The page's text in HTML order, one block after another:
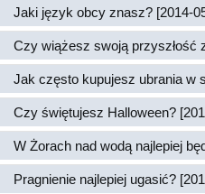
Jaki język obcy znasz? [2014-
Czy wiążesz swoją przyszłość
Jak często kupujesz ubrania w
Czy świętujesz Halloween?
W Żorach nad wodą najlepiej
Pragnienie najlepiej ugasić?